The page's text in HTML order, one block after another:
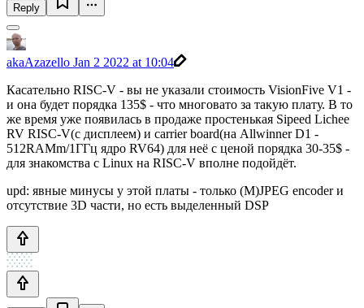
Reply
akaAzazello Jan 2 2022 at 10:04
Касательно RISC-V - вы не указали стоимость VisionFive V1 -
и она будет порядка 135$ - что многовато за такую плату. В то
же время уже появилась в продаже простенькая Sipeed Lichee
RV RISC-V(с дисплеем) и carrier board(на Allwinner D1 -
512RAMm/1ГГц ядро RV64) для неё с ценой порядка 30-35$ -
для знакомства с Linux на RISC-V вполне подойдёт.
upd: явные минусы у этой платы - только (M)JPEG encoder и
отсутствие 3D части, но есть выделенный DSP